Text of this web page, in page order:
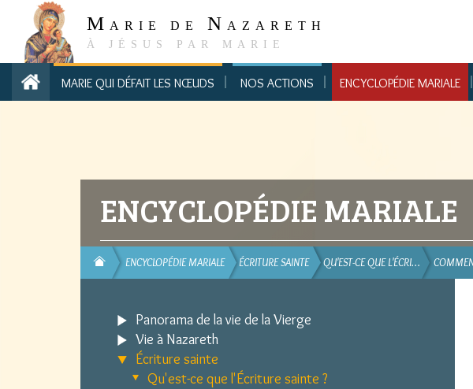
M ARIE DE N AZARETH
À JÉSUS PAR MARIE
MARIE QUI DÉFAIT LES NŒUDS NOS ACTIONS ENCYCLOPÉDIE MARIALE
ENCYCLOPÉDIE MARIALE
ENCYCLOPÉDIE MARIALE ÉCRITURE SAINTE QU'EST-CE QUE L'ÉCRI…
Panorama de la vie de la Vierge
Vie à Nazareth
Écriture sainte
Qu'est-ce que l'Écriture sainte ?